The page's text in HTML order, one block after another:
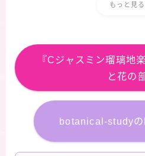
もっと見る
『Cジャスミン瑠璃地
と花の
botanical-studyの